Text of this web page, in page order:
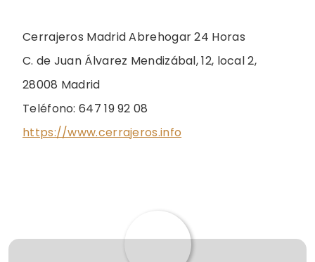
Cerrajeros Madrid Abrehogar 24 Horas
C. de Juan Álvarez Mendizábal, 12, local 2,
28008 Madrid
Teléfono: 647 19 92 08
https://www.cerrajeros.info